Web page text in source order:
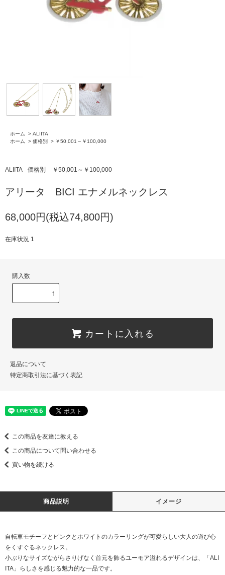
ホーム > ALIITA
ホーム
> 価格別 > ￥50,001～￥100,000
ALIITA 価格別 ￥50,001～￥100,000
アリータ BICI エナメルネックレス
68,000円(税込74,800円)
在庫状況 1
購入数
カートに入れる
返品について
特定商取引法に基づく表記
この商品を友達に教える
この商品について問い合わせる
買い物を続ける
商品説明 イメージ
自転車モチーフとピンクとホワイトのカラーリングが可愛らしい大人の遊び心
をくすぐるネックレス。
小ぶりなサイズながらさりげなく首元を飾るユーモア溢れるデザインは、「ALI
ITA」らしさを感じる魅力的な一品です。